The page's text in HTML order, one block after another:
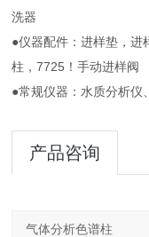
洗器
●仪器配件：进样垫，进
柱，7725！手动进样阀
●常规仪器：水质分析仪
产品咨询